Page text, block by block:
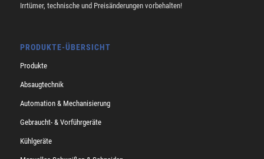
Irrtümer, technische und Preisänderungen vorbehalten!
PRODUKTE-ÜBERSICHT
Produkte
Absaugtechnik
Automation & Mechanisierung
Gebraucht- & Vorführgeräte
Kühlgeräte